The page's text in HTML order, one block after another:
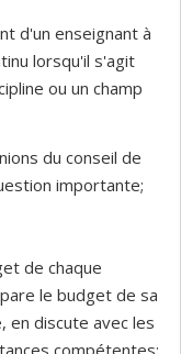
d'un enseignant à
lorsqu'il s'agit
ou un champ
du conseil de
importante;
de chaque
le budget de sa
en discute avec les
compétentes;